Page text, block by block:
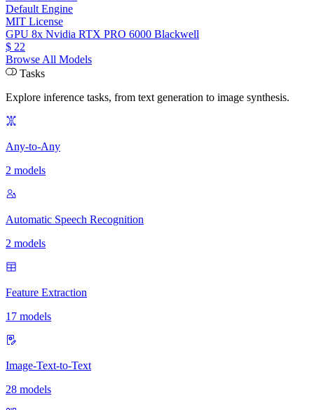
Default Engine
MIT License
GPU 8x Nvidia RTX PRO 6000 Blackwell
$ 22
Browse All Models
Tasks
Explore inference tasks, from text generation to image synthesis.
Any-to-Any
2 models
Automatic Speech Recognition
2 models
Feature Extraction
17 models
Image-Text-to-Text
28 models